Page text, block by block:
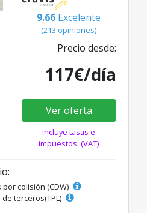
9.66 Excelente
(213 opiniones)
Precio desde:
117€/día
Ver oferta
Incluye tasas e
impuestos. (VAT)
colisión (CDW)
terceros(TPL)